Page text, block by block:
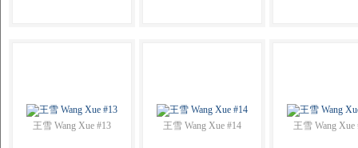
王雪 Wang Xue #13 王雪 Wang Xue #14 王雪 Wang Xue